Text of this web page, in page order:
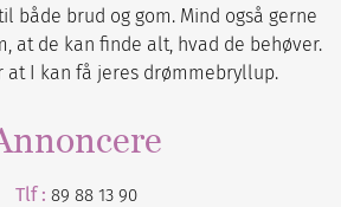
både brud og gom. Mind også gerne
at de kan finde alt, hvad de behøver.
at I kan få jeres drømmebryllup.
Tlf : 89 88 13 90